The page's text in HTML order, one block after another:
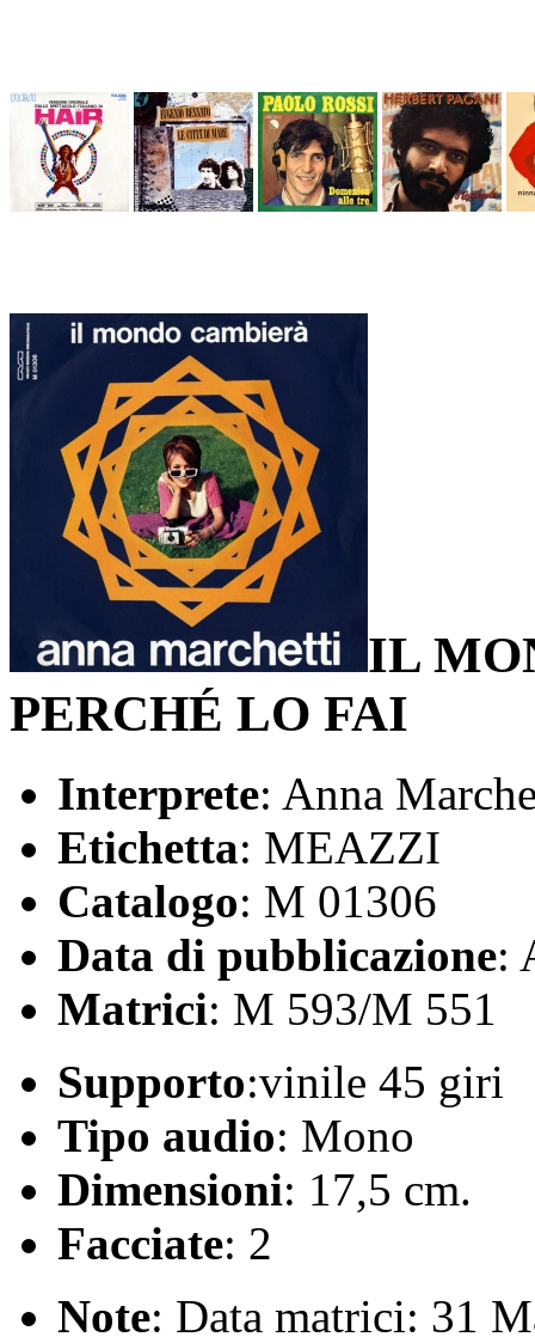
IL
PERCHÉ LO FAI
Interprete: Anna
Etichetta: MEAZZI
Catalogo: M 01306
Data di pubblicazione:
Matrici: M 593/M 551
Supporto:vinile 45 giri
Tipo audio: Mono
Dimensioni: 17,5 cm.
Facciate: 2
Note: Data matrici: 31